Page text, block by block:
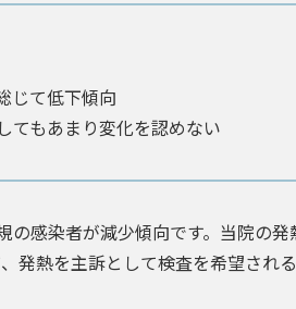
じて低下傾向
てもあまり変化を認めない
感染者が減少傾向です。当院の
発熱を主訴として検査を希望され